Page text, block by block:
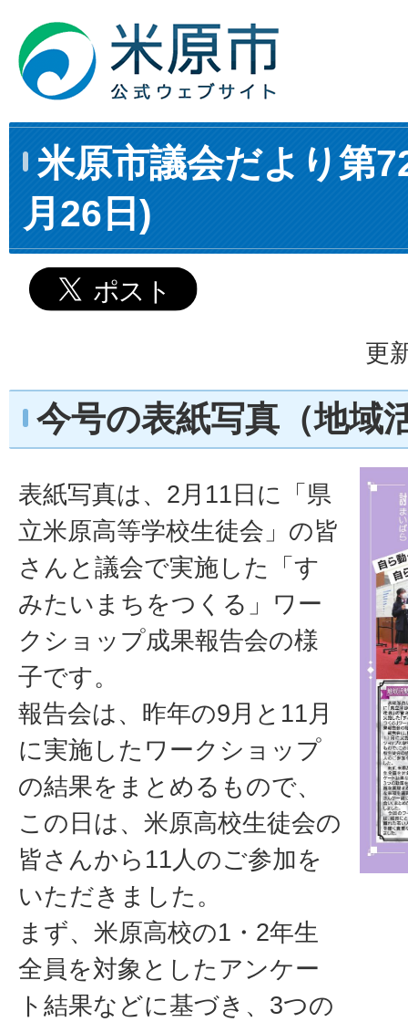
米原市議会だより第
月26日)
更
今号の表紙写真（地域
表紙写真は、2月11日に「県
立米原高等学校生徒会」の皆
さんと議会で実施した「す
みたいまちをつくる」ワー
クショップ成果報告会の様
子です。
報告会は、昨年の9月と11月
に実施したワークショップ
の結果をまとめるもので、
この日は、米原高校生徒会の
皆さんから11人のご参加を
いただきました。
まず、米原高校の1・2年生
全員を対象としたアンケー
ト結果などに基づき、3つの